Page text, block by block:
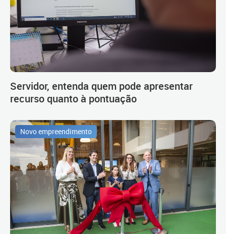
Servidor, entenda quem pode apresentar
recurso quanto à pontuação
Novo empreendimento